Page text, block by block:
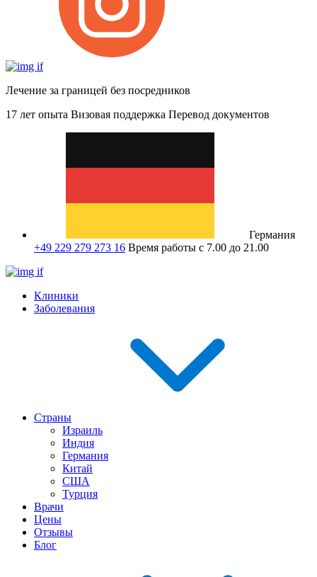
Лечение за границей без посредников
17 лет опыта Визовая поддержка Перевод документов
Германия
+49 229 279 273 16 Время работы с 7.00 до 21.00
Клиники
Заболевания
Страны
Израиль
Индия
Германия
Китай
США
Турция
Врачи
Цены
Отзывы
Блог